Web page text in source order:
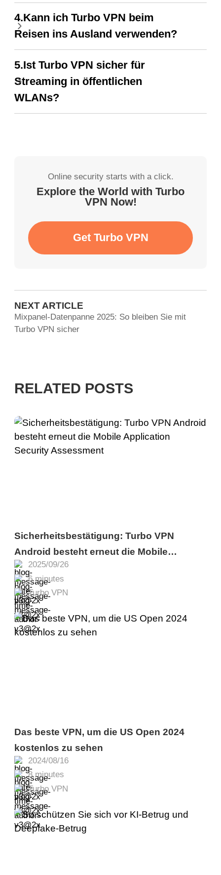
4.Kann ich Turbo VPN beim
Reisen ins Ausland verwenden?
5.Ist Turbo VPN sicher für
Streaming in öffentlichen
WLANs?
Online security starts with a click.
Explore the World with Turbo
VPN Now!
Get Turbo VPN
NEXT ARTICLE
Mixpanel-Datenpanne 2025: So bleiben Sie mit
Turbo VPN sicher
RELATED POSTS
2025/09/26
6 minutes
Turbo VPN
Sicherheitsbestätigung: Turbo VPN
Android besteht erneut die Mobile
Application Security Assessment
2024/08/16
8 minutes
Turbo VPN
Das beste VPN, um die US Open 2024
kostenlos zu sehen